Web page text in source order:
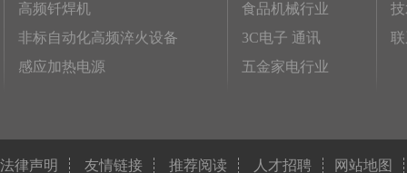
高频钎焊机
非标自动化高频淬火设备
感应加热电源
食品机械行业
3C电子 通讯
五金家电行业
法律声明 友情链接 推荐阅读 人才招聘 网站地图